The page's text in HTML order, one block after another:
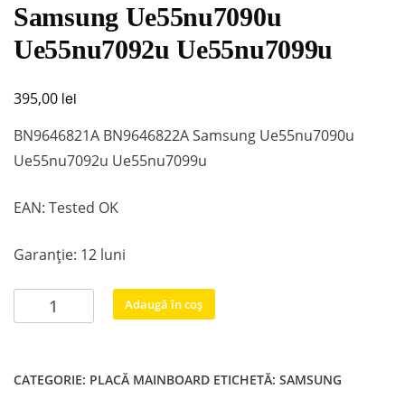
Samsung Ue55nu7090u
Ue55nu7092u Ue55nu7099u
395,00 lei
BN9646821A BN9646822A Samsung Ue55nu7090u
Ue55nu7092u Ue55nu7099u
EAN: Tested OK
Garanție: 12 luni
Cantitate
BN9646821A
Ue55nu7090u
Adaugă în coș
CATEGORIE: PLACĂ MAINBOARD ETICHETĂ: SAMSUNG